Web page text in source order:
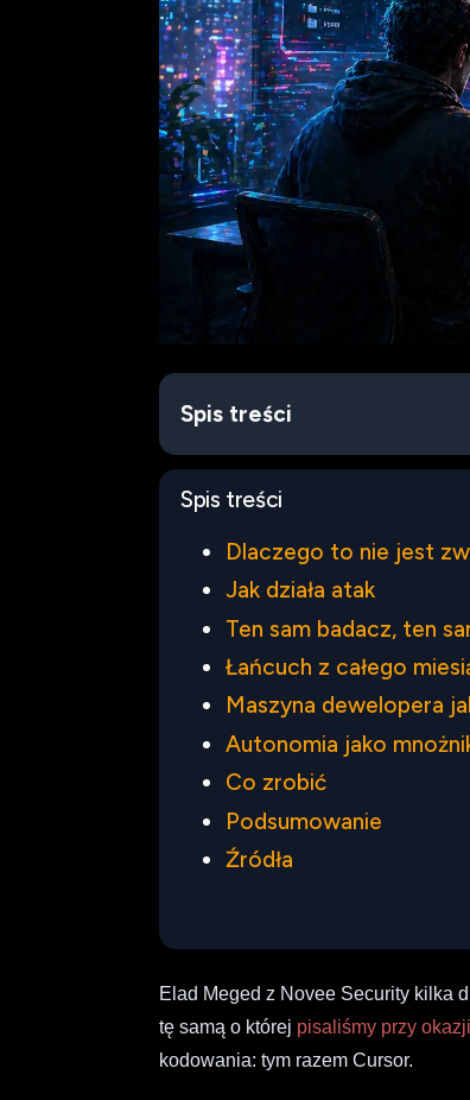
Spis treści
Spis treści
Dlaczego to nie jest
Jak działa atak
Ten sam badacz, ten
Łańcuch z całego
Maszyna dewelopera
Autonomia jako
Co zrobić
Podsumowanie
Źródła
Elad Meged z Novee Security kilka
tę samą o której pisaliśmy przy
kodowania: tym razem Cursor.